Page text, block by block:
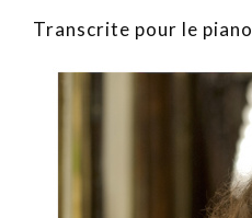
Transcrite pour le